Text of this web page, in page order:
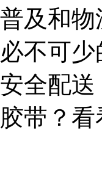
和物
不可
全配
胶带